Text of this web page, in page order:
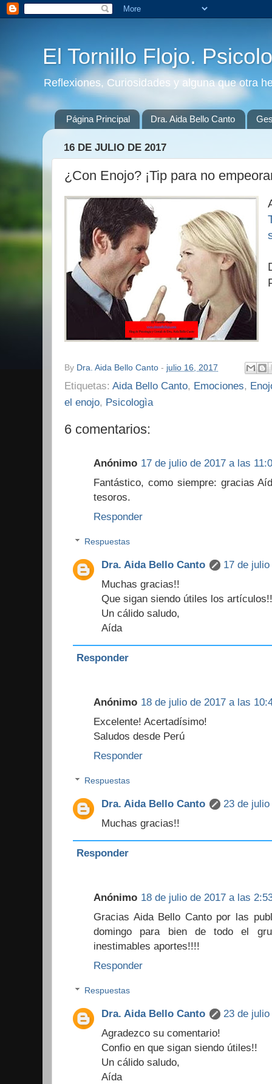
El Tornillo Flojo.
Reflexiones, Curiosidades y alguna que otra
Página Principal Dra. Aida Bello Canto
16 DE JULIO DE 2017
¿Con Enojo? ¡Tip para no
By Dra. Aida Bello Canto - julio 16, 2017
Etiquetas: Aida Bello Canto, Emociones,
el enojo, Psicologìa
6 comentarios:
Anónimo 17 de julio de 2017 a las
Fantástico, como siempre: gracias
tesoros.
Responder
Respuestas
Dra. Aida Bello Canto
17 de
Muchas gracias!!
Que sigan siendo útiles los
Un cálido saludo,
Aída
Responder
Anónimo 18 de julio de 2017 a las
Excelente! Acertadísimo!
Saludos desde Perú
Responder
Respuestas
Dra. Aida Bello Canto
23 de
Muchas gracias!!
Responder
Anónimo 18 de julio de 2017 a las
Gracias Aida Bello Canto por las
domingo para bien de todo el
inestimables aportes!!!!
Responder
Respuestas
Dra. Aida Bello Canto
23 de
Agradezco su comentario!
Confio en que sigan siendo útiles!!
Un cálido saludo,
Aída